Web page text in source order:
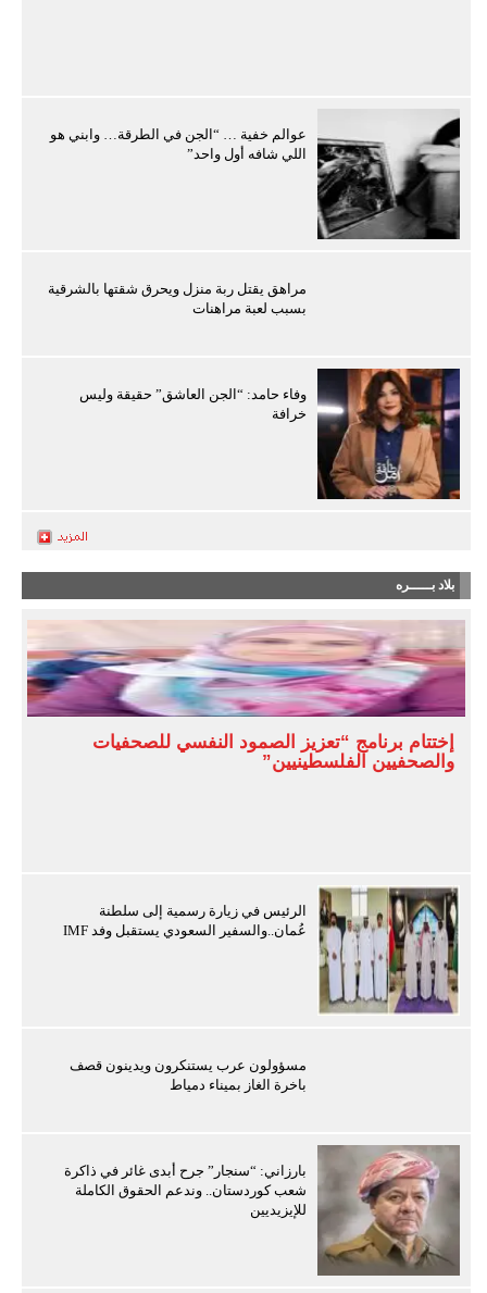
عوالم خفية … “الجن في الطرقة… وابني هو
اللي شافه أول واحد”
مراهق يقتل ربة منزل ويحرق شقتها بالشرقية
بسبب لعبة مراهنات
وفاء حامد: “الجن العاشق” حقيقة وليس
خرافة
بلاد بـــــره
إختتام برنامج “تعزيز الصمود النفسي للصحفيات
والصحفيين الفلسطينيين”
الرئيس في زيارة رسمية إلى سلطنة
عُمان..والسفير السعودي يستقبل وفد IMF
مسؤولون عرب يستنكرون ويدينون قصف
باخرة الغاز بميناء دمياط
بارزاني: “سنجار” جرح أبدى غائر في ذاكرة
شعب كوردستان.. وندعم الحقوق الكاملة
للإيزيديين